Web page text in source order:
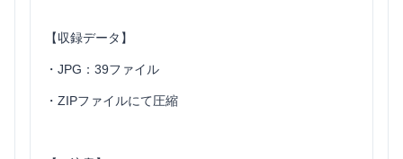
【収録データ】
・JPG：39ファイル
・ZIPファイルにて圧縮